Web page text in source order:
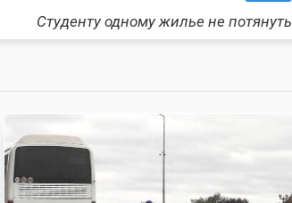
Студенту одному жилье не потянуть